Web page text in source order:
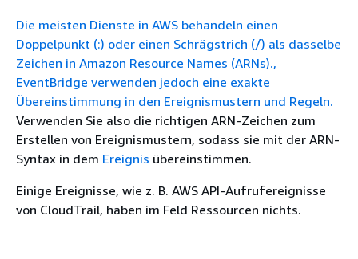
Die meisten Dienste in AWS behandeln einen
Doppelpunkt (:) oder einen Schrägstrich (/) als dasselbe
Zeichen in Amazon Resource Names (ARNs).,
EventBridge verwenden jedoch eine exakte
Übereinstimmung in den Ereignismustern und Regeln.
Verwenden Sie also die richtigen ARN-Zeichen zum
Erstellen von Ereignismustern, sodass sie mit der ARN-
Syntax in dem Ereignis übereinstimmen.
Einige Ereignisse, wie z. B. AWS API-Aufrufereignisse
von CloudTrail, haben im Feld Ressourcen nichts.